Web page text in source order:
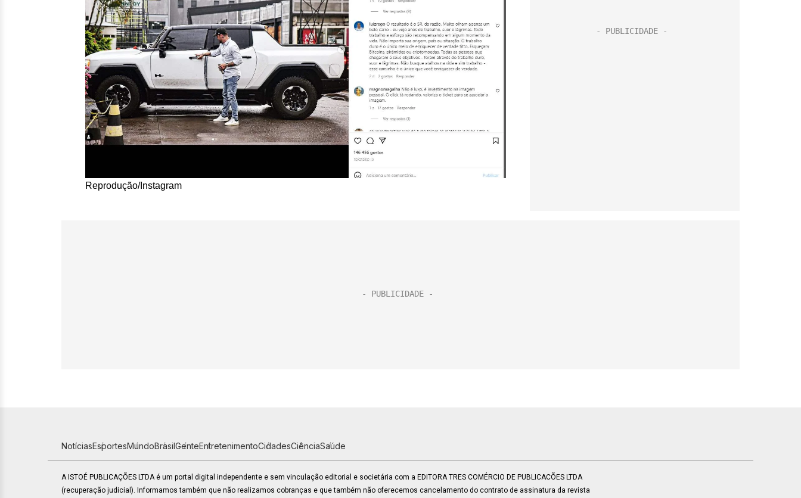
Reprodução/Instagram
NotíciasEsportesMundoBrasilGenteEntretenimentoCidadesCiênciaSaúde
A ISTOÉ PUBLICAÇÕES LTDA é um portal digital independente e sem vinculação editorial e societária com a EDITORA TRES COMÉRCIO DE PUBLICACÕES LTDA
(recuperação judicial). Informamos também que não realizamos cobranças e que também não oferecemos cancelamento do contrato de assinatura da revista